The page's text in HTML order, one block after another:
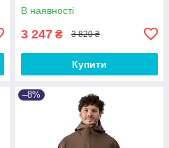
В наявності
3 247 ₴ 3 820 ₴
Купити
–8%